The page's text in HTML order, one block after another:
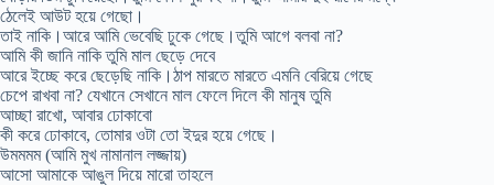
ঠেলেই আউট হয়ে গেছো।
তাই নাকি।আরে আমি ভেবেছি ঢুকে গেছে।তুমি আগে বলবা না?
আমি কী জানি নাকি তুমি মাল ছেড়ে দেবে
আরে ইচ্ছে করে ছেড়েছি নাকি।ঠাপ মারতে মারতে এমনি বেরিয়ে গেছে
চেপে রাখবা না? যেখানে সেখানে মাল ফেলে দিলে কী মানুষ তুমি
আচ্ছা রাখো, আবার ঢোকাবো
কী করে ঢোকাবে, তোমার ওটা তো ইদুর হয়ে গেছে।
উমমমম (আমি মুখ নামানাল লজ্জায়)
আসো আমাকে আঙুল দিয়ে মারো তাহলে